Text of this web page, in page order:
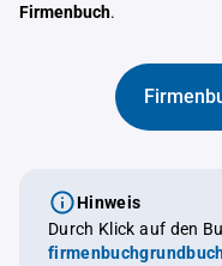
Firmenbuch.
Hinweis
Durch Klick auf den